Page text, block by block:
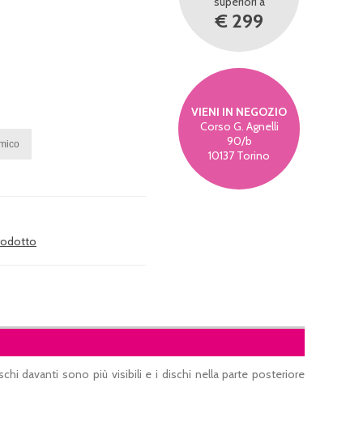
€ 299
VIENI IN NEGOZIO
Corso G. Agnelli
90/b
10137 Torino
davanti sono più visibili e i dischi nella parte posteriore